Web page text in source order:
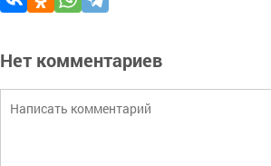
Нет комментариев